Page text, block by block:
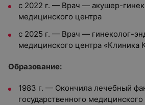
с 2022 г. — Врач — акушер-
медицинского центра
с 2025 г. — Врач — гинеколог-
медицинского центра «Клиника
Образование:
1983 г. — Окончила лечебный
государственного медицинского